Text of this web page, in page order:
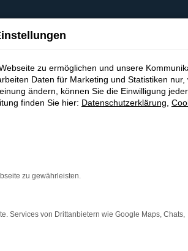
Funktioniert die Seite in einem
zu ermöglichen und unsere
Daten für Marketing und Statistiken nur,
ändern, können Sie die Einwilligung
finden Sie hier: Datenschutzerklärung
zu gewährleisten.
Services von Drittanbietern wie Google Maps, Chats,